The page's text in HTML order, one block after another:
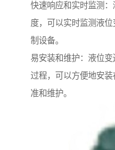
快速响应和实时监测
度，可以实时监测液
制设备。
易安装和维护：液位
过程，可以方便地安
准和维护。